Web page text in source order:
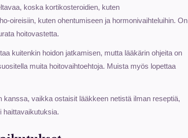
koska kortikosteroidien, kuten
oireisiin, kuten ohentumiseen ja hormonivaihteluihin. On
hoitovastetta.
kuitenkin hoidon jatkamisen, mutta lääkärin ohjeita on
muita hoitovaihtoehtoja. Muista myös lopettaa
vaikka ostaisit lääkkeen netistä ilman reseptiä,
haittavaikutuksia.